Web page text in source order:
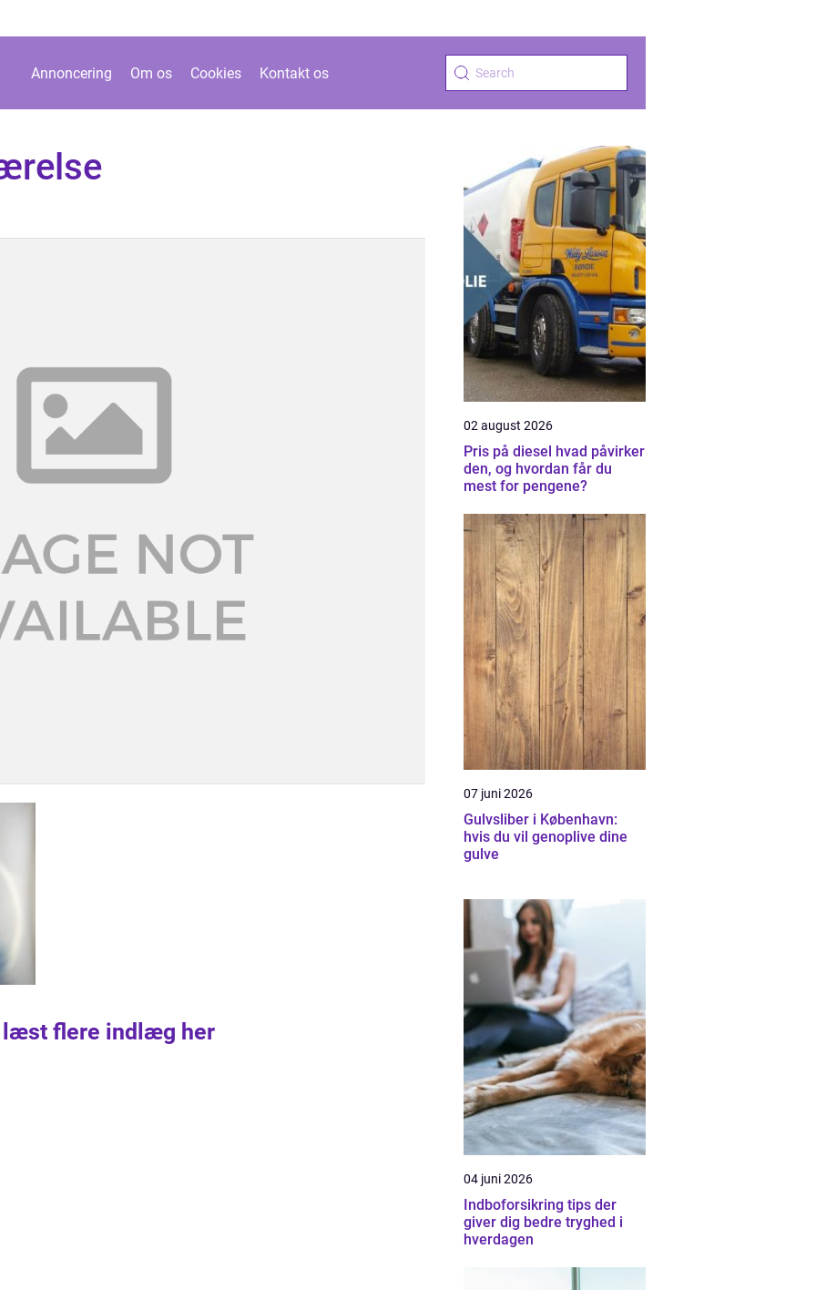
Annoncering Om os Cookies Kontakt os
læst flere indlæg her
02 august 2026
Pris på diesel hvad påvirker
den, og hvordan får du
mest for pengene?
07 juni 2026
Gulvsliber i København:
hvis du vil genoplive dine
gulve
04 juni 2026
Indboforsikring tips der
giver dig bedre tryghed i
hverdagen